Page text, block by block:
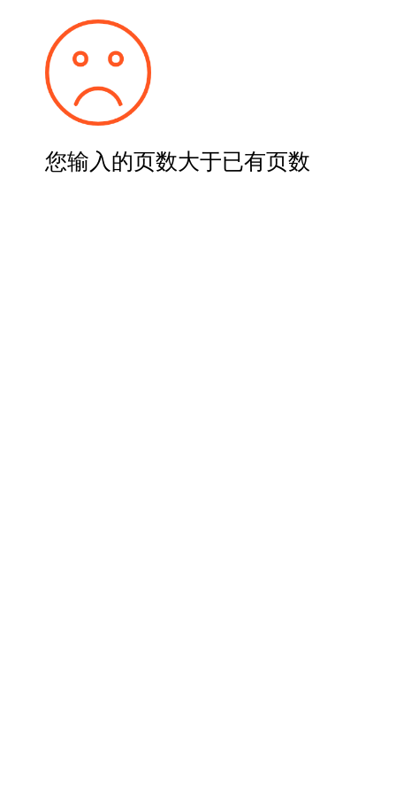
您输入的页数大于已有页数